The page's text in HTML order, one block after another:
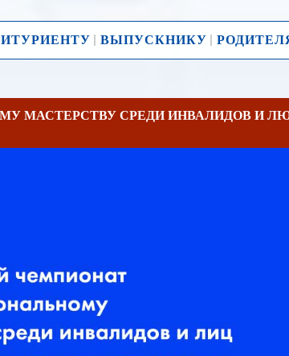
ВЫПУСКНИКУ
МАСТЕРСТВУ СРЕДИ ИНВАЛИДОВ И